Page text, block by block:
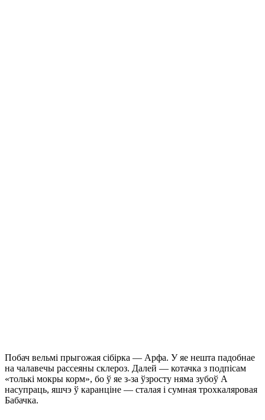
Побач вельмі прыгожая сібірка — Арфа. У яе нешта падобнае
на чалавечы рассеяны склероз. Далей — котачка з подпісам
«толькі мокры корм», бо ў яе з-за ўзросту няма зубоў А
насупраць, яшчэ ў каранціне — сталая і сумная трохкаляровая
Бабачка.